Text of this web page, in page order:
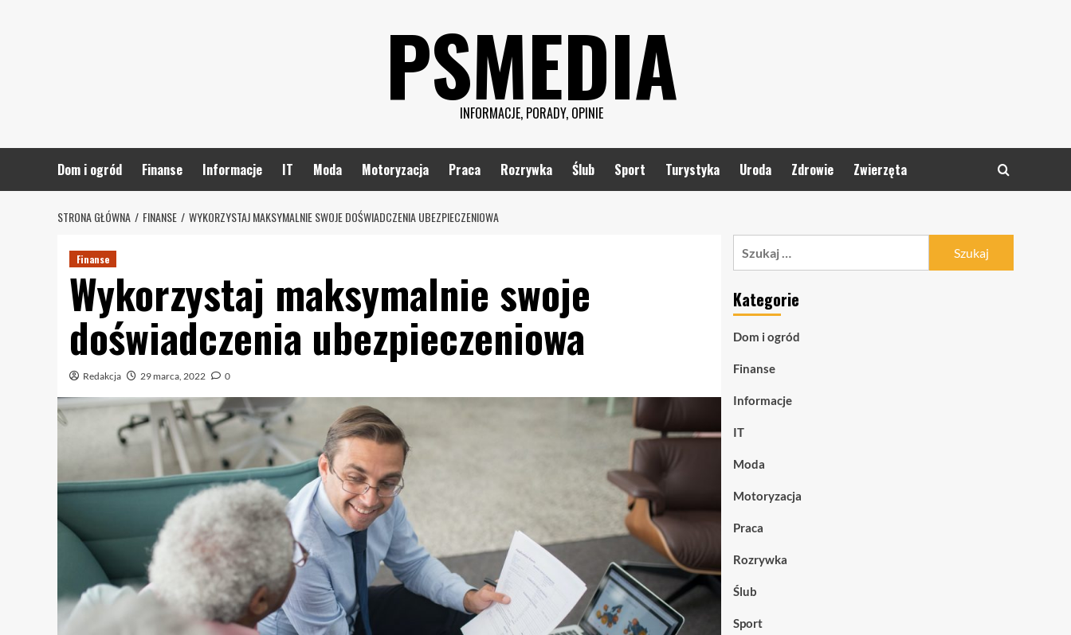
PSMEDIA
INFORMACJE, PORADY, OPINIE
Dom i ogród Finanse Informacje IT Moda Motoryzacja Praca Rozrywka Ślub Sport Turystyka Uroda Zdrowie Zwierzęta
STRONA GŁÓWNA FINANSE WYKORZYSTAJ MAKSYMALNIE SWOJE DOŚWIADCZENIA UBEZPIECZENIOWA
Finanse
Wykorzystaj maksymalnie swoje
doświadczenia ubezpieczeniowa
Redakcja 29 marca, 2022 0
Kategorie
Dom i ogród
Finanse
Informacje
IT
Moda
Motoryzacja
Praca
Rozrywka
Ślub
Sport